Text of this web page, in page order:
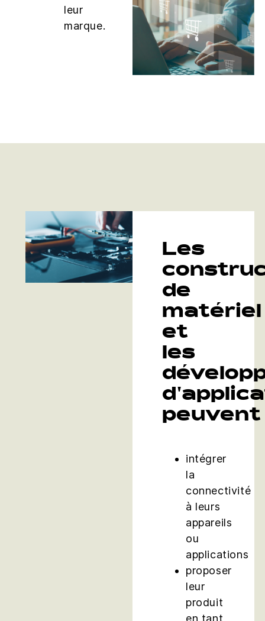
leur
marque.
Les
de
matériel
et
les
peuvent
intégrer
la
connectivité
à leurs
appareils
ou
applications
proposer
leur
produit
en tant